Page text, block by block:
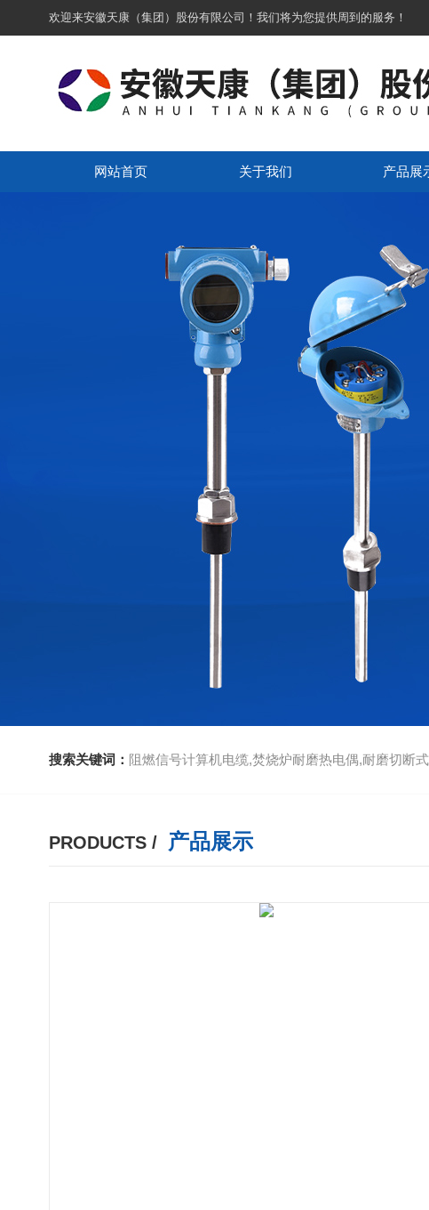
欢迎来安徽天康（集团）股份有限公司！我们将为您提供周到的服务！
网站首页 关于我们 产品展
搜索关键词： 阻燃信号计算机电缆,焚烧炉耐磨热电偶,耐磨切断
PRODUCTS / 产品展示